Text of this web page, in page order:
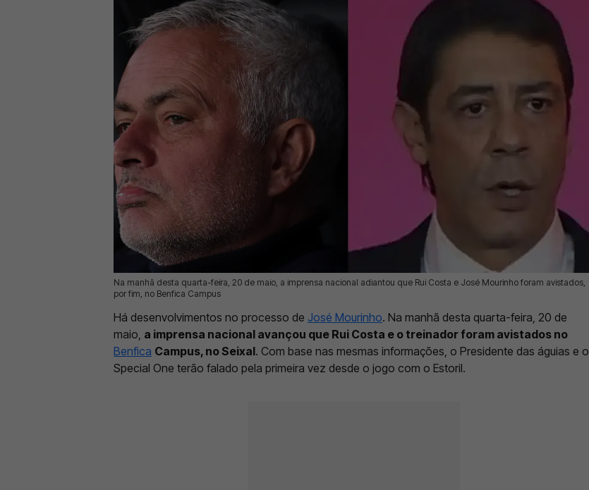
Na manhã desta quarta-feira, 20 de maio, a imprensa nacional adiantou que Rui Costa e José Mourinho foram avistados,
por fim, no Benfica Campus
20 Mai 2026 | 12:13 | 0
Há desenvolvimentos no processo de José Mourinho. Na manhã desta quarta-feira, 20 de
maio, a imprensa nacional avançou que Rui Costa e o treinador foram avistados no
Benfica Campus, no Seixal. Com base nas mesmas informações, o Presidente das águias e o
Special One terão falado pela primeira vez desde o jogo com o Estoril.